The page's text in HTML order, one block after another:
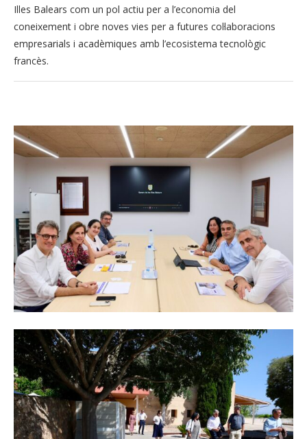
Illes Balears com un pol actiu per a l’economia del
coneixement i obre noves vies per a futures col·laboracions
empresarials i acadèmiques amb l’ecosistema tecnològic
francès.